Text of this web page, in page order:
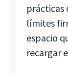
prácticas
límites
espacio
recargar